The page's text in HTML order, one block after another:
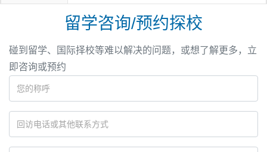
高中课程为基础，日本留考课程为辅助，包括日语语言课程
及日本留学生考试课程，是宁波唯一一家专门针对日本留考
课程，且最早将学考与日本留考课程融合学校之一。学校为
学生提供丰富的学院社团课活动。给想要去日本留学的学生
提供了全方位的培养和指导，所有一线全职教师具有硕士和
博士学位，并具有多年留日经历，日高班采用20人左右的小
班化教学方式，助力学生未来发展。
日语课程
留学咨询/预约探校
碰到留学、国际择校等难以解决的问题，或想了解更多，立
即咨询或预约